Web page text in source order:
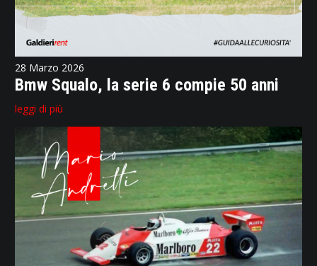
28 Marzo 2026
Bmw Squalo, la serie 6 compie 50 anni
leggi di più